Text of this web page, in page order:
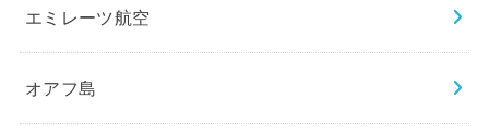
エミレーツ航空
オアフ島